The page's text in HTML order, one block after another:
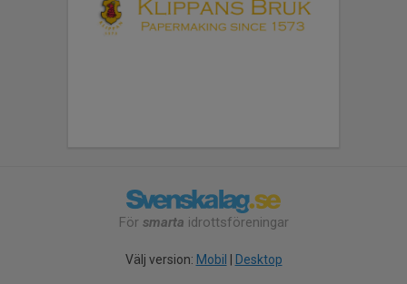
För smarta idrottsföreningar
Välj version: Mobil Desktop